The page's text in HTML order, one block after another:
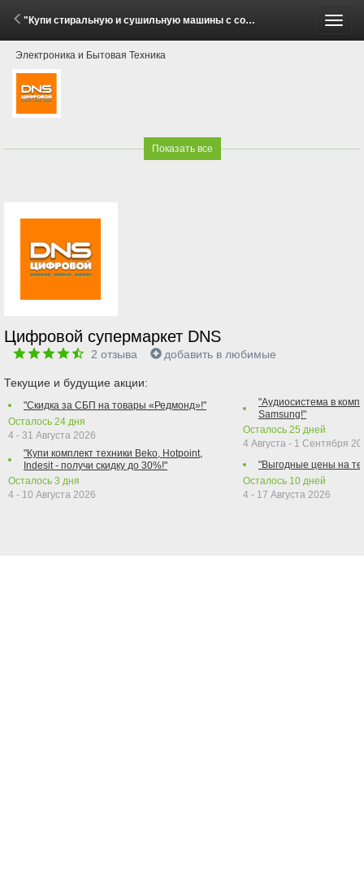
"Купи стиральную и сушильную машины с соединительным элементом Midea — получи скидку 20%!" (1 - 31 Мая 2026)
Электроника и Бытовая Техника
Показать все
Цифровой супермаркет DNS
2 отзыва добавить в любимые
Текущие и будущие акции:
"Скидка за СБП на товары «Редмонд»!"
Осталось 24 дня
4 - 31 Августа 2026
"Купи комплект техники Beko, Hotpoint,
Indesit - получи скидку до 30%!"
Осталось 3 дня
4 - 10 Августа 2026
"Аудиосистема в
Samsung!"
Осталось 25 дней
4 Августа - 1 Сентября
"Выгодные цены на
Осталось 10 дней
4 - 17 Августа 2026